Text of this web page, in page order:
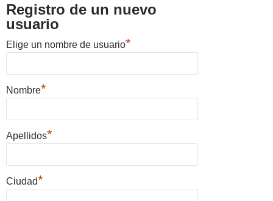
Registro de un nuevo
usuario
Elige un nombre de usuario*
Nombre*
Apellidos*
Ciudad*